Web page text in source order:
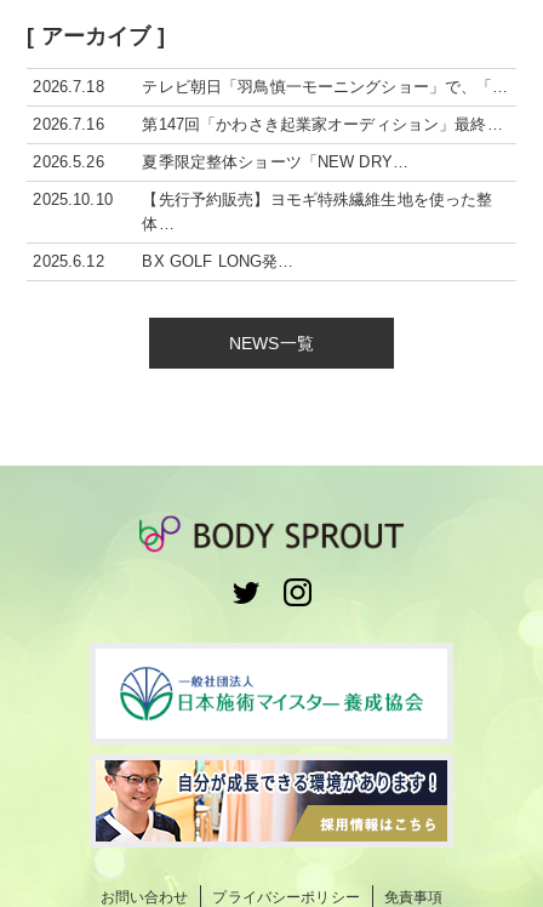
[ アーカイブ ]
2026.7.18 テレビ朝日「羽鳥慎一モーニングショー」で、「…
2026.7.16 第147回「かわさき起業家オーディション」最終…
2026.5.26 夏季限定整体ショーツ「NEW DRY…
2025.10.10
【先行予約販売】ヨモギ特殊繊維生地を使った整
体…
2025.6.12 BX GOLF LONG発…
NEWS一覧
お問い合わせ プライバシーポリシー 免責事項